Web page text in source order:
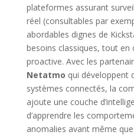
plateformes assurant
réel (consultables par
abordables dignes de
besoins classiques, tout en
proactive. Avec les
Netatmo qui développent
systèmes connectés, la
ajoute une couche
d’apprendre les
anomalies avant même